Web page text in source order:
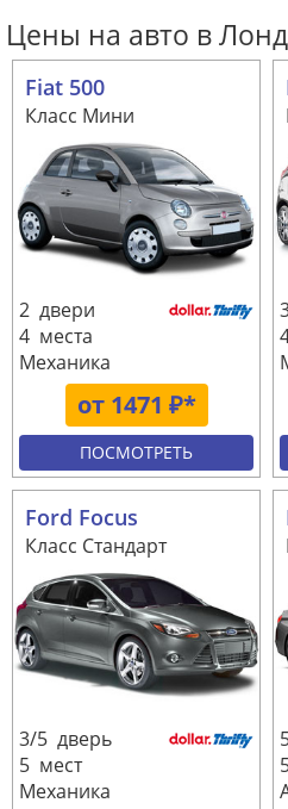
Цены на авто в
Fiat 500
Класс Мини
от 1471 ₽*
2 двери
4 места
Механика
ПОСМОТРЕТЬ
Ford Focus
Класс Стандарт
3/5 дверь
5 мест
Механика